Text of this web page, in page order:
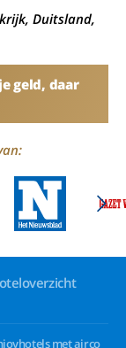
Duitsland,
geld, daar
met airco